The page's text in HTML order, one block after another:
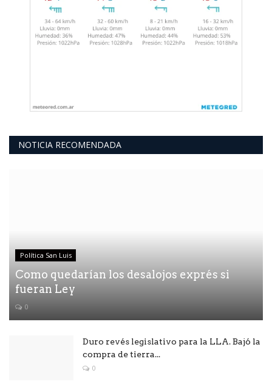
NOTICIA RECOMENDADA
Política San Luis
Como quedarían los desalojos exprés si
fueran Ley
0
Duro revés legislativo para la LLA. Bajó la
compra de tierra...
0